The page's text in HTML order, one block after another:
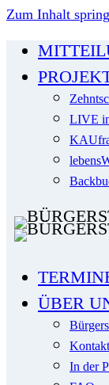
Zum Inhalt
LIVE
ÜBER
Kontakt
In der